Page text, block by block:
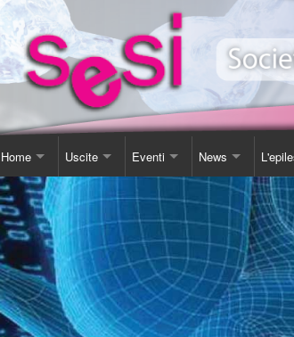
Home
Contatti
Chi Siamo
Comitato
Tassa Sociale
Uscite
Corso Soggiorno
Gita Autunnale
Incontri in Piscina
Altro
Eventi
Giornata Inter-Nazionale
Corsi e conferenze
Video Presentazione EeXpPiO
Sensibilizzazione
News
Comunicazioni
Agenda
Esposizione
Novita'